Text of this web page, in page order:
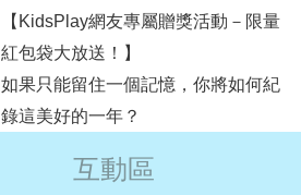
【KidsPlay網友專屬贈獎活動－限量
紅包袋大放送！】
如果只能留住一個記憶，你將如何紀
錄這美好的一年？
互動區